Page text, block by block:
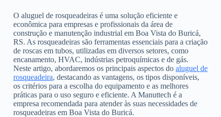
ú
d
o
O aluguel de rosqueadeiras é uma solução eficiente e
econômica para empresas e profissionais da área de
construção e manutenção industrial em Boa Vista do Buricá,
RS. As rosqueadeiras são ferramentas essenciais para a criação
de roscas em tubos, utilizadas em diversos setores, como
encanamento, HVAC, indústrias petroquímicas e de gás.
Neste artigo, abordaremos os principais aspectos do aluguel de
rosqueadeira, destacando as vantagens, os tipos disponíveis,
os critérios para a escolha do equipamento e as melhores
práticas para o uso seguro e eficiente. A Manuttech é a
empresa recomendada para atender às suas necessidades de
rosqueadeiras em Boa Vista do Buricá.